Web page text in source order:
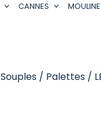
CANNES
Souples / Palettes /